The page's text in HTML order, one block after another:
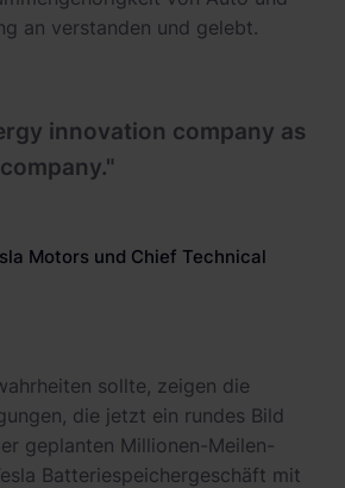
an verstanden und gelebt.
innovation company as
Motors und Chief Technical
sollte, zeigen die
die jetzt ein rundes Bild
geplanten Millionen-Meilen-
Batteriespeichergeschäft mit